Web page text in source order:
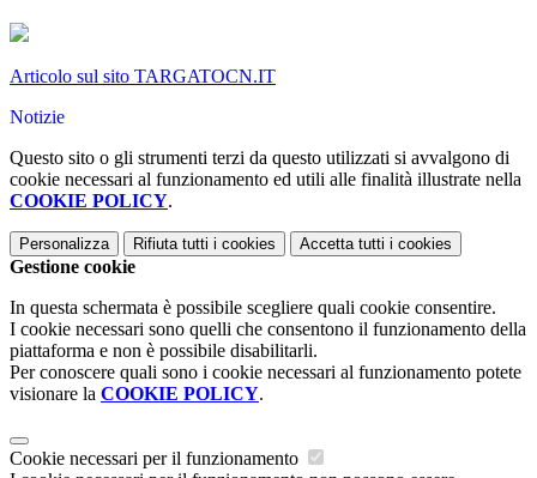
Articolo sul sito TARGATOCN.IT
Notizie
Questo sito o gli strumenti terzi da questo utilizzati si avvalgono di
cookie necessari al funzionamento ed utili alle finalità illustrate nella
COOKIE POLICY.
Personalizza Rifiuta tutti i cookies Accetta tutti i cookies
Gestione cookie
In questa schermata è possibile scegliere quali cookie consentire.
I cookie necessari sono quelli che consentono il funzionamento della
piattaforma e non è possibile disabilitarli.
Per conoscere quali sono i cookie necessari al funzionamento potete
visionare la COOKIE POLICY.
Cookie necessari per il funzionamento